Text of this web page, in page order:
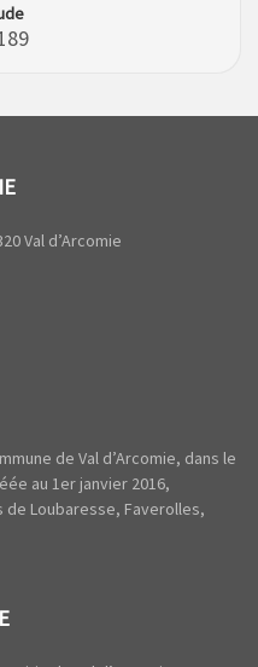
Val d’Arcomie
de Val d’Arcomie, dans le
au 1er janvier 2016,
Loubaresse, Faverolles,